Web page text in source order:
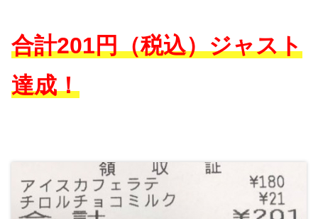
合計201円（税込）ジャスト
達成！